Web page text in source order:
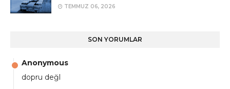
TEMMUZ 06, 2026
SON YORUMLAR
Anonymous
dopru değl